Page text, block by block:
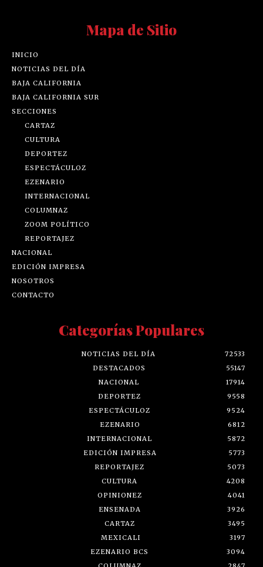
Mapa de Sitio
INICIO
NOTICIAS DEL DÍA
BAJA CALIFORNIA
BAJA CALIFORNIA SUR
SECCIONES
CARTAZ
CULTURA
DEPORTEZ
ESPECTÁCULOZ
EZENARIO
INTERNACIONAL
COLUMNAZ
ZOOM POLÍTICO
REPORTAJEZ
NACIONAL
EDICIÓN IMPRESA
NOSOTROS
CONTACTO
Categorías Populares
NOTICIAS DEL DÍA
72533
DESTACADOS
55147
NACIONAL
17914
DEPORTEZ
9558
ESPECTÁCULOZ
9524
EZENARIO
6812
INTERNACIONAL
5872
EDICIÓN IMPRESA
5773
REPORTAJEZ
5073
CULTURA
4208
OPINIONEZ
4041
ENSENADA
3926
CARTAZ
3495
MEXICALI
3197
EZENARIO BCS
3094